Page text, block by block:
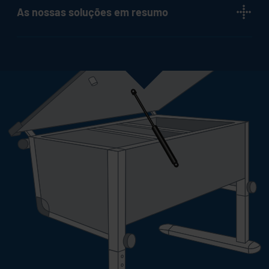
As nossas soluções em resumo